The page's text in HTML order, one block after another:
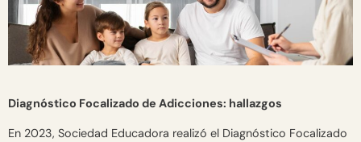
Diagnóstico Focalizado de Adicciones: hallazgos
En 2023, Sociedad Educadora realizó el Diagnóstico Focalizado